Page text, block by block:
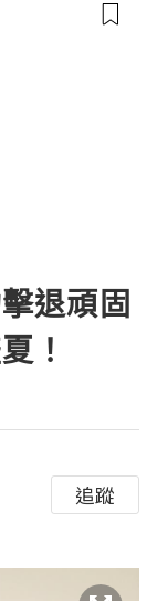
退頑固
！
追蹤